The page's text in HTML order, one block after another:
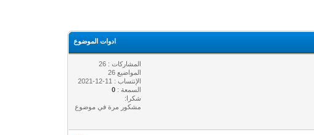
ادوات الموضوع
المشاركات : 26
المواضيع 26
الإنتساب : 11-12-2021
السمعة :0
شكرا:
مشكور مرة في موضوع